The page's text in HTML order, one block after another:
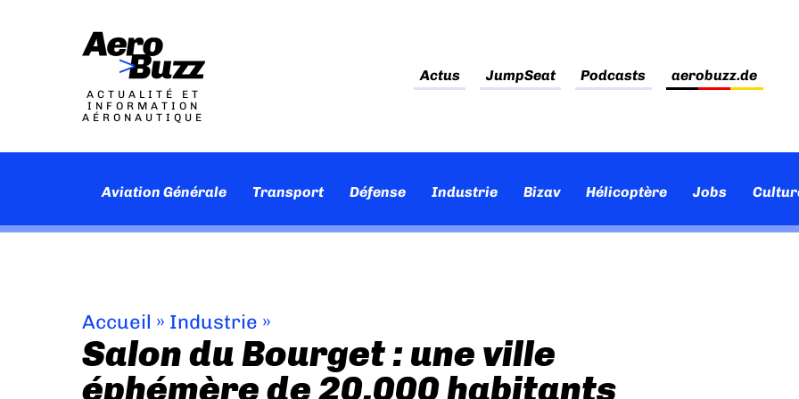
ACTUALITÉ ET
INFORMATION
AÉRONAUTIQUE
Actus JumpSeat Podcasts aerobuzz.de
Aviation Générale Transport Défense Industrie Bizav Hélicoptère Jobs
Accueil » Industrie »
Salon du Bourget : une ville
éphémère de 20.000 habitants